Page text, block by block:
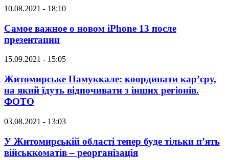
10.08.2021 - 18:10
Самое важное о новом iPhone 13 после
презентации
15.09.2021 - 15:05
Житомирське Памуккале: координати кар’єру,
на який їдуть відпочивати з інших регіонів.
ФОТО
03.08.2021 - 13:03
У Житомирській області тепер буде тільки п’ять
військкоматів – реорганізація